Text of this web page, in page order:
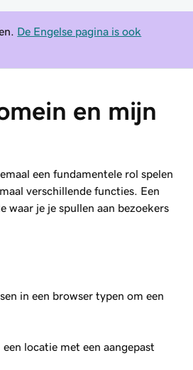
De Engelse pagina is ook
en mijn
een fundamentele rol spelen
verschillende functies. Een
waar je je spullen aan bezoekers
in een browser typen om een
locatie met een aangepast